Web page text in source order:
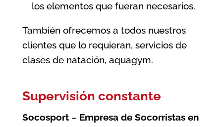
los elementos que fueran necesarios.
También ofrecemos a todos nuestros
clientes que lo requieran, servicios de
clases de natación, aquagym.
Supervisión constante
Socosport– Empresa de Socorristas en